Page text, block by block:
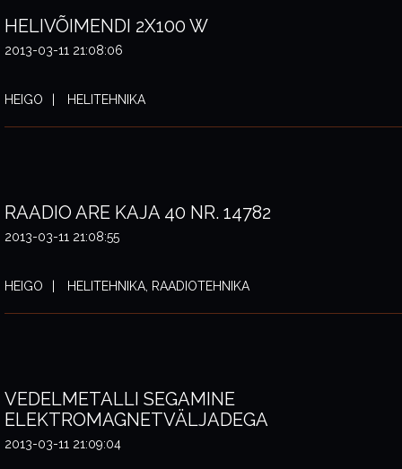
HELIVÕIMENDI 2X100 W
2013-03-11 21:08:06
HEIGO HELITEHNIKA
RAADIO ARE KAJA 40 NR. 14782
2013-03-11 21:08:55
HEIGO HELITEHNIKA, RAADIOTEHNIKA
VEDELMETALLI SEGAMINE
ELEKTROMAGNETVÄLJADEGA
2013-03-11 21:09:04